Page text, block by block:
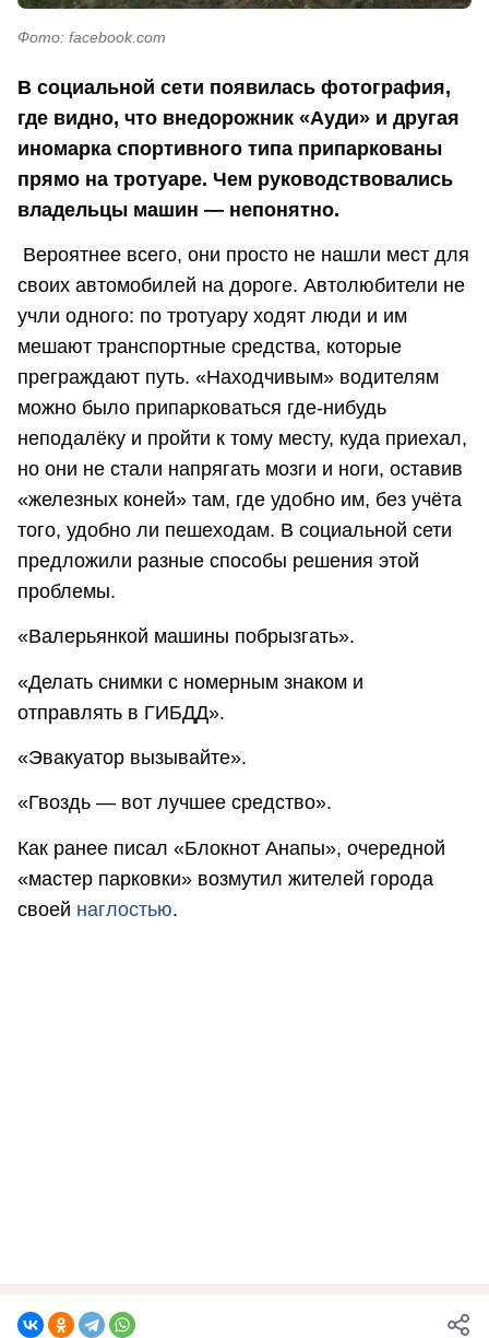
Фото: facebook.com
В социальной сети появилась фотография,
где видно, что внедорожник «Ауди» и другая
иномарка спортивного типа припаркованы
прямо на тротуаре. Чем руководствовались
владельцы машин — непонятно.
Вероятнее всего, они просто не нашли мест для
своих автомобилей на дороге. Автолюбители не
учли одного: по тротуару ходят люди и им
мешают транспортные средства, которые
преграждают путь. «Находчивым» водителям
можно было припарковаться где-нибудь
неподалёку и пройти к тому месту, куда приехал,
но они не стали напрягать мозги и ноги, оставив
«железных коней» там, где удобно им, без учёта
того, удобно ли пешеходам. В социальной сети
предложили разные способы решения этой
проблемы.
«Валерьянкой машины побрызгать».
«Делать снимки с номерным знаком и
отправлять в ГИБДД».
«Эвакуатор вызывайте».
«Гвоздь — вот лучшее средство».
Как ранее писал «Блокнот Анапы», очередной
«мастер парковки» возмутил жителей города
своей наглостью.